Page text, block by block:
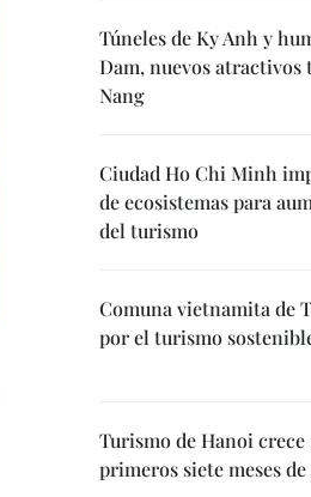
Túneles de Ky Anh y
Dam, nuevos atractivos
Nang
Ciudad Ho Chi Minh
de ecosistemas para
del turismo
Comuna vietnamita de
por el turismo
Turismo de Hanoi crece
primeros siete meses de